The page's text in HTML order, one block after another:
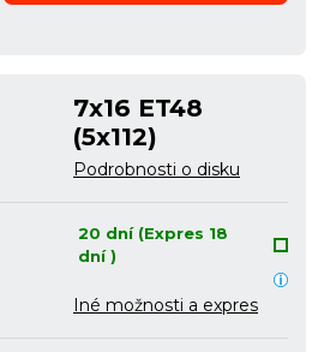
7x16 ET48
(5x112)
Podrobnosti o disku
20 dní (Expres 18
dní )
Iné možnosti a expres